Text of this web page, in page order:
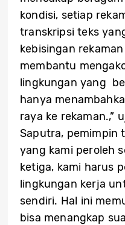
kondisi, setiap
transkripsi teks
kebisingan
membantu
lingkungan yang
hanya
raya ke rekaman.,”
Saputra, pemimpin
yang kami peroleh
ketiga, kami harus
lingkungan kerja
sendiri. Hal ini
bisa menangkap